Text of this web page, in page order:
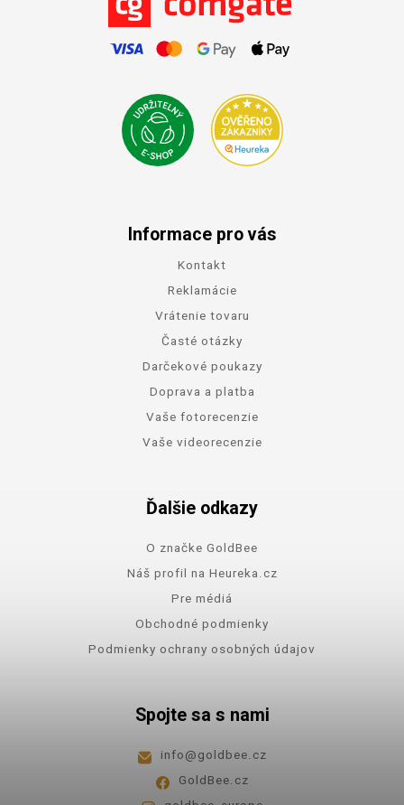
Informace pro vás
Kontakt
Reklamácie
Vrátenie tovaru
Časté otázky
Darčekové poukazy
Doprava a platba
Vaše fotorecenzie
Vaše videorecenzie
Ďalšie odkazy
O značke GoldBee
Náš profil na Heureka.cz
Pre médiá
Obchodné podmienky
Podmienky ochrany osobných údajov
Spojte sa s nami
info@goldbee.cz
GoldBee.cz